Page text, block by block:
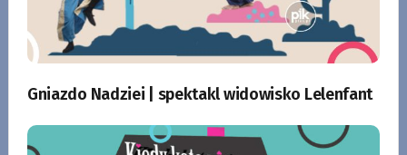
Gniazdo Nadziei | spektakl widowisko Lelenfant